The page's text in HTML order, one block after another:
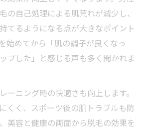
の自己処理による肌荒れが減少し、
てるようになる点が大きなポイント
始めてから「肌の調子が良くなっ
プした」と感じる声も多く聞かれま
ーニング時の快適さも向上します。
くく、スポーツ後の肌トラブルも防
美容と健康の両面から脱毛の効果を